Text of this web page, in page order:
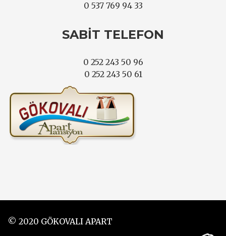
0 537 769 94 33
SABIT TELEFON
0 252 243 50 96
0 252 243 50 61
© 2020 GÖKOVALI APART